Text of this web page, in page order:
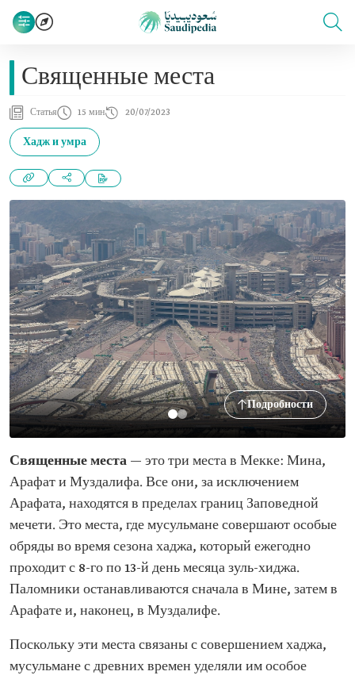
Священные места
Статья 15 мин 20/07/2023
Хадж и умра
Подробности
Священные места — это три места в Мекке: Мина,
Арафат и Муздалифа. Все они, за исключением
Арафата, находятся в пределах границ Заповедной
мечети. Это места, где мусульмане совершают особые
обряды во время сезона хаджа, который ежегодно
проходит с 8-го по 13-й день месяца зуль-хиджа.
Паломники останавливаются сначала в Мине, затем в
Арафате и, наконец, в Муздалифе.
Поскольку эти места связаны с совершением хаджа,
мусульмане с древних времен уделяли им особое